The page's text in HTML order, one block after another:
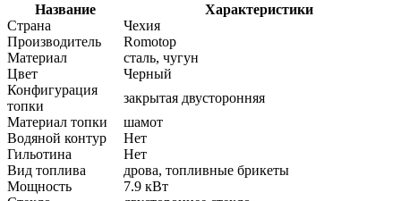
Название
Характеристики
Страна
Чехия
Производитель
Romotop
Материал
сталь, чугун
Цвет
Черный
Конфигурация
топки
закрытая двусторонняя
Материал топки
шамот
Водяной контур
Нет
Гильотина
Нет
Вид топлива
дрова, топливные брикеты
Мощность
7.9 кВт